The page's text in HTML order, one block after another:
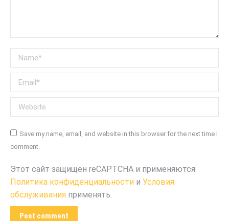
Name *
Email *
Website
Save my name, email, and website in this browser for the next time I
comment.
Этот сайт защищен reCAPTCHA и применяются
Политика конфиденциальности и Условия
обслуживания применять.
Post comment